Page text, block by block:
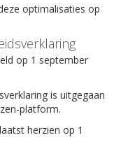
optimalisaties op
op 1 september
is uitgegaan
platform.
herzien op 1